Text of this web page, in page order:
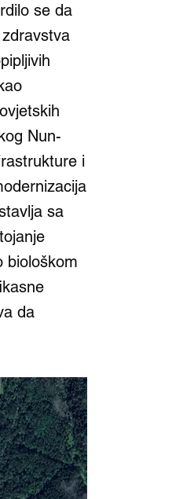
se da
Nun-
i
sa
biološkom
da